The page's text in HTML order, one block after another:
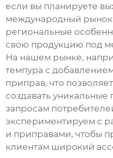
если вы планируете
международный
региональные
свою продукцию под
На нашем рынке,
темпура с
приправ, что
создавать
запросам
экспериментируем с
и приправами, чтобы
клиентам широкий